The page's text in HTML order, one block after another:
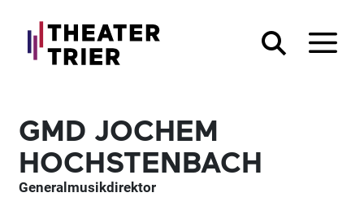
GMD JOCHEM
HOCHSTENBACH
Generalmusikdirektor